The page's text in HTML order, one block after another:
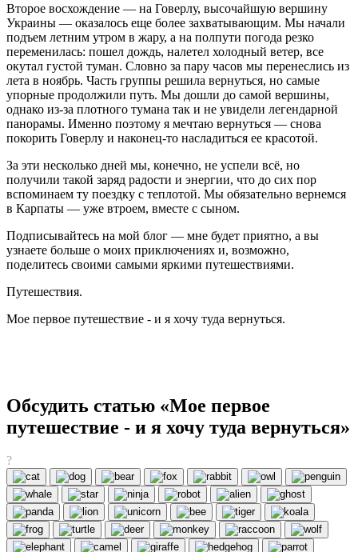
Второе восхождение — на Говерлу, высочайшую вершину
Украины — оказалось еще более захватывающим. Мы начали
подъем летним утром в жару, а на полпути погода резко
переменилась: пошел дождь, налетел холодный ветер, все
окутал густой туман. Словно за пару часов мы перенеслись из
лета в ноябрь. Часть группы решила вернуться, но самые
упорные продолжили путь. Мы дошли до самой вершины,
однако из-за плотного тумана так и не увидели легендарной
панорамы. Именно поэтому я мечтаю вернуться — снова
покорить Говерлу и наконец-то насладиться ее красотой.
За эти несколько дней мы, конечно, не успели всё, но
получили такой заряд радости и энергии, что до сих пор
вспоминаем ту поездку с теплотой. Мы обязательно вернемся
в Карпаты — уже втроем, вместе с сыном.
Подписывайтесь на мой блог — мне будет приятно, а вы
узнаете больше о моих приключениях и, возможно,
поделитесь своими самыми яркими путешествиями.
Путешествия.
Мое первое путешествие - и я хочу туда вернуться.
Обсудить статью «Мое первое
путешествие - и я хочу туда вернуться»
?